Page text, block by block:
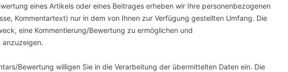
eines Artikels oder eines Beitrages erheben wir Ihre personenbezogenen
Kommentartext) nur in dem von Ihnen zur Verfügung gestellten Umfang. Die
eine Kommentierung/Bewertung zu ermöglichen und
anzuzeigen.
Bewertung willigen Sie in die Verarbeitung der übermittelten Daten ein. Die